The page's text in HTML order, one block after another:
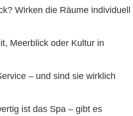
Wirken die Räume individuell
Meerblick oder Kultur in
– und sind sie wirklich
ist das Spa – gibt es